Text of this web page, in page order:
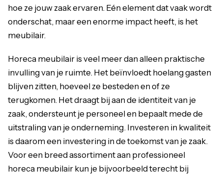
hoe ze jouw zaak ervaren. Eén element dat vaak wordt
onderschat, maar een enorme impact heeft, is het
meubilair.
Horeca meubilair is veel meer dan alleen praktische
invulling van je ruimte. Het beïnvloedt hoelang gasten
blijven zitten, hoeveel ze besteden en of ze
terugkomen. Het draagt bij aan de identiteit van je
zaak, ondersteunt je personeel en bepaalt mede de
uitstraling van je onderneming. Investeren in kwaliteit
is daarom een investering in de toekomst van je zaak.
Voor een breed assortiment aan professioneel
horeca meubilair kun je bijvoorbeeld terecht bij